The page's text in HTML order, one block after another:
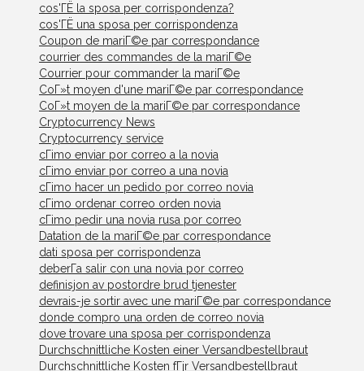
cos'ГЁ la sposa per corrispondenza?
cos'ГЁ una sposa per corrispondenza
Coupon de mariГ©e par correspondance
courrier des commandes de la mariГ©e
Courrier pour commander la mariГ©e
CoГ»t moyen d'une mariГ©e par correspondance
CoГ»t moyen de la mariГ©e par correspondance
Cryptocurrency News
Cryptocurrency service
cГіmo enviar por correo a la novia
cГіmo enviar por correo a una novia
cГіmo hacer un pedido por correo novia
cГіmo ordenar correo orden novia
cГіmo pedir una novia rusa por correo
Datation de la mariГ©e par correspondance
dati sposa per corrispondenza
deberГ­a salir con una novia por correo
definisjon av postordre brud tjenester
devrais-je sortir avec une mariГ©e par correspondance
donde compro una orden de correo novia
dove trovare una sposa per corrispondenza
Durchschnittliche Kosten einer Versandbestellbraut
Durchschnittliche Kosten fГјr Versandbestellbraut